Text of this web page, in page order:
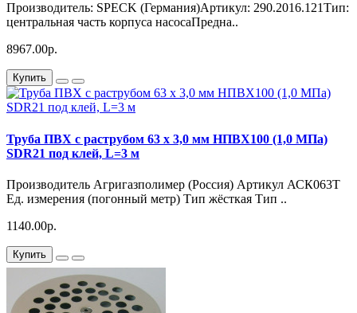
Производитель: SPECK (Германия)Артикул: 290.2016.121Тип:
центральная часть корпуса насосаПредна..
8967.00р.
Купить
Труба ПВХ с раструбом 63 х 3,0 мм НПВХ100 (1,0 МПа)
SDR21 под клей, L=3 м
Производитель Агригазполимер (Россия) Артикул АСК063Т
Ед. измерения (погонный метр) Тип жёсткая Тип ..
1140.00р.
Купить